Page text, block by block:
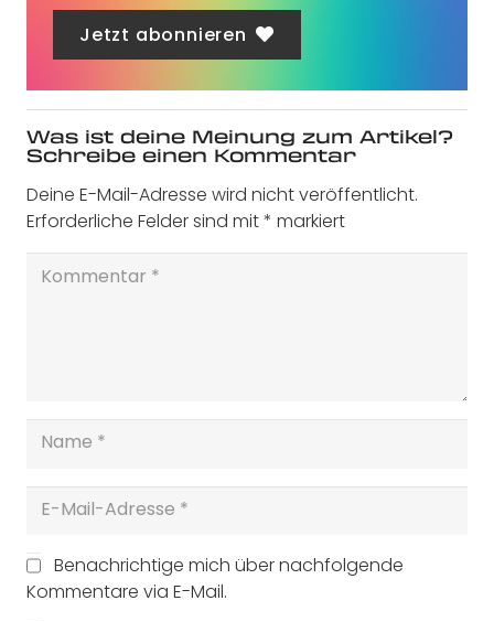
Jetzt abonnieren
Was ist deine Meinung zum Artikel?
Schreibe einen Kommentar
Deine E-Mail-Adresse wird nicht veröffentlicht.
Erforderliche Felder sind mit* markiert
Benachrichtige mich über nachfolgende
Kommentare via E-Mail.